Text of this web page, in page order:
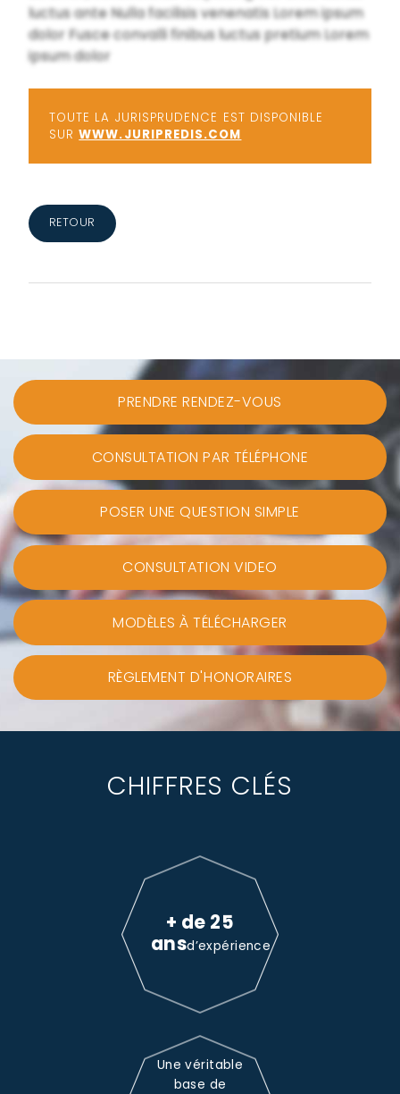
luctus ante Nulla facilisis venenatis Lorem ipsum
dolor Fusce convalli finibus luctus pretium Lorem
ipsum dolor
TOUTE LA JURISPRUDENCE EST DISPONIBLE
SURWWW.JURIPREDIS.COM
RETOUR
PRENDRE RENDEZ-VOUS
CONSULTATION PAR TÉLÉPHONE
POSER UNE QUESTION SIMPLE
CONSULTATION VIDEO
MODÈLES À TÉLÉCHARGER
RÈGLEMENT D'HONORAIRES
CHIFFRES CLÉS
+ de 25
ansd’expérience
Une véritable
base de